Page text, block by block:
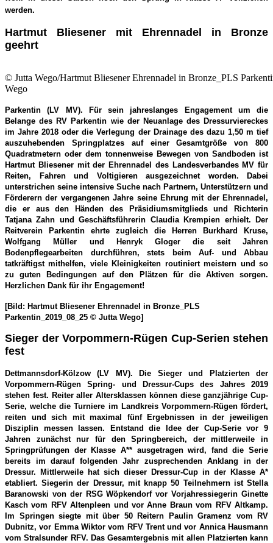
werden.
Hartmut Bliesener mit Ehrennadel in Bronze
geehrt
© Jutta Wego/Hartmut Bliesener Ehrennadel in Bronze_PLS
Wego
Parkentin (LV MV). Für sein jahreslanges Engagement um die
Belange des RV Parkentin wie der Neuanlage des Dressurviereckes
im Jahre 2018 oder die Verlegung der Drainage des dazu 1,50 m tief
auszuhebenden Springplatzes auf einer Gesamtgröße von 800
Quadratmetern oder dem tonnenweise Bewegen von Sandboden ist
Hartmut Bliesener mit der Ehrennadel des Landesverbandes MV für
Reiten, Fahren und Voltigieren ausgezeichnet worden. Dabei
unterstrichen seine intensive Suche nach Partnern, Unterstützern und
Förderern der vergangenen Jahre seine Ehrung mit der Ehrennadel,
die er aus den Händen des Präsidiumsmitglieds und Richterin
Tatjana Zahn und Geschäftsführerin Claudia Krempien erhielt. Der
Reitverein Parkentin ehrte zugleich die Herren Burkhard Kruse,
Wolfgang Müller und Henryk Gloger die seit Jahren
Bodenpflegearbeiten durchführen, stets beim Auf- und Abbau
tatkräftigst mithelfen, viele Kleinigkeiten routiniert meistern und so
zu guten Bedingungen auf den Plätzen für die Aktiven sorgen.
Herzlichen Dank für ihr Engagement!
[Bild: Hartmut Bliesener Ehrennadel in Bronze_PLS
Parkentin_2019_08_25 © Jutta Wego]
Sieger der Vorpommern-Rügen Cup-Serien stehen
fest
Dettmannsdorf-Kölzow (LV MV). Die Sieger und Platzierten der
Vorpommern-Rügen Spring- und Dressur-Cups des Jahres 2019
stehen fest. Reiter aller Altersklassen können diese ganzjährige Cup-
Serie, welche die Turniere im Landkreis Vorpommern-Rügen fördert,
reiten und sich mit maximal fünf Ergebnissen in der jeweiligen
Disziplin messen lassen. Entstand die Idee der Cup-Serie vor 9
Jahren zunächst nur für den Springbereich, der mittlerweile in
Springprüfungen der Klasse A** ausgetragen wird, fand die Serie
bereits im darauf folgenden Jahr zusprechenden Anklang in der
Dressur. Mittlerweile hat sich dieser Dressur-Cup in der Klasse A*
etabliert. Siegerin der Dressur, mit knapp 50 Teilnehmern ist Stella
Baranowski von der RSG Wöpkendorf vor Vorjahressiegerin Ginette
Kasch vom RFV Altenpleen und vor Anne Braun vom RFV Altkamp.
Im Springen siegte mit über 50 Reitern Paulin Gramenz vom RV
Dubnitz, vor Emma Wiktor vom RFV Trent und vor Annica Hausmann
vom Stralsunder RFV. Das Gesamtergebnis mit allen Platzierten kann